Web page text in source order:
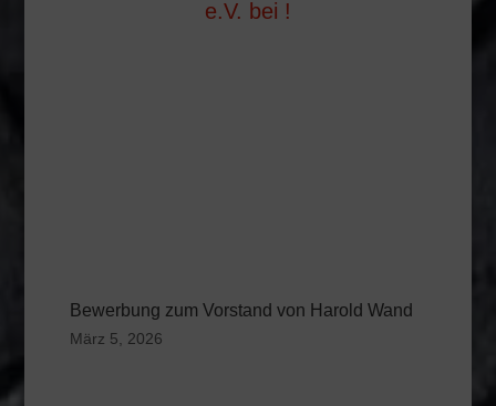
e.V. bei !
Bewerbung zum Vorstand von Harold Wand
März 5, 2026